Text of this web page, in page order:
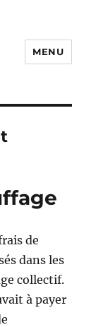
MENU
de
dans les
collectif.
à payer